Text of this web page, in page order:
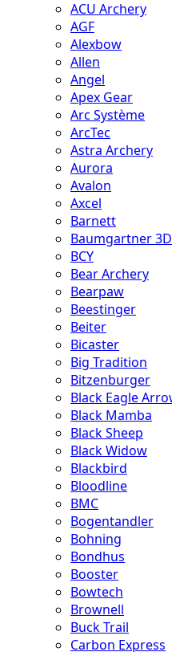
ACU Archery
AGF
Alexbow
Allen
Angel
Apex Gear
Arc Système
ArcTec
Astra Archery
Aurora
Avalon
Axcel
Barnett
Baumgartner
BCY
Bear Archery
Bearpaw
Beestinger
Beiter
Bicaster
Big Tradition
Bitzenburger
Black Eagle
Black Mamba
Black Sheep
Black Widow
Blackbird
Bloodline
BMC
Bogentandler
Bohning
Bondhus
Booster
Bowtech
Brownell
Buck Trail
Carbon Express